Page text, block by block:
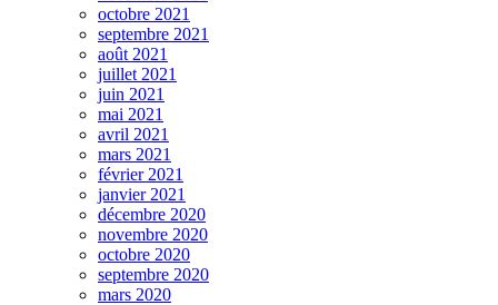
octobre 2021
septembre 2021
août 2021
juillet 2021
juin 2021
mai 2021
avril 2021
mars 2021
février 2021
janvier 2021
décembre 2020
novembre 2020
octobre 2020
septembre 2020
mars 2020